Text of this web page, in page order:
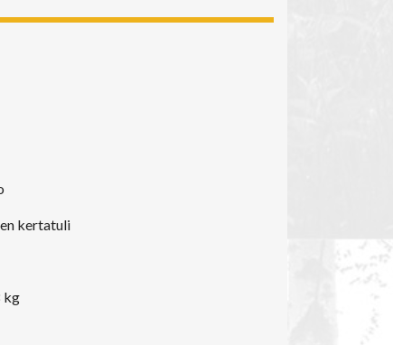
kertatuli
kg